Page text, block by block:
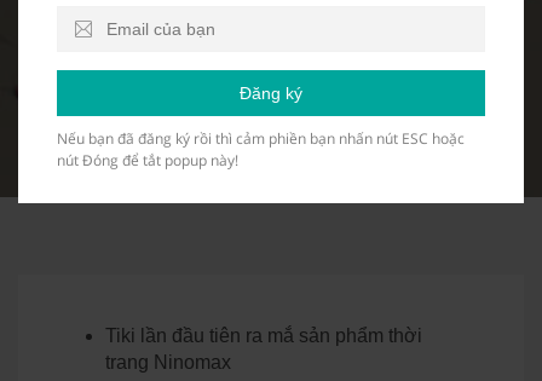
triệu mừng ra mắt
Ninomax
Tiki lần đầu tiên ra mắ sản phẩm thời
trang Ninomax
Đăng ký
Nếu bạn đã đăng ký rồi thì cảm phiền bạn nhấn nút ESC hoặc
nút Đóng để tắt popup này!